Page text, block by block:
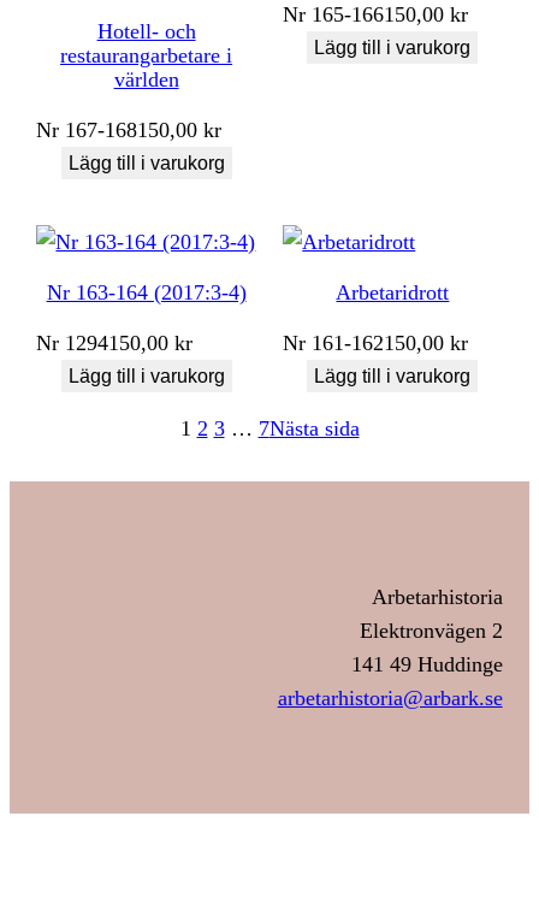
Hotell- och
restaurangarbetare i
världen
Nr 167-168150,00kr
Lägg till i varukorg
Nr 165-166150,00kr
Lägg till i varukorg
Nr 163-164 (2017:3-4)
Nr 1294150,00kr
Lägg till i varukorg
Arbetaridrott
Nr 161-162150,00kr
Lägg till i varukorg
1 2 3 … 7Nästa sida
Arbetarhistoria
Elektronvägen 2
141 49 Huddinge
arbetarhistoria@arbark.se